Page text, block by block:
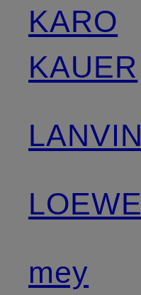
KARO
KAUER
LANVIN
LOEWE
mey